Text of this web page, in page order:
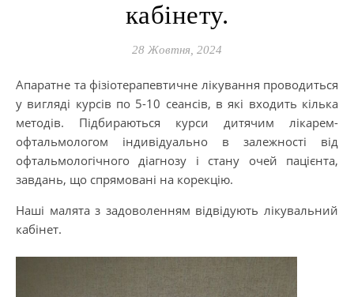
кабінету.
28 Жовтня, 2024
Апаратне та фізіотерапевтичне лікування проводиться
у вигляді курсів по 5-10 сеансів, в які входить кілька
методів. Підбираються курси дитячим лікарем-
офтальмологом індивідуально в залежності від
офтальмологічного діагнозу і стану очей пацієнта,
завдань, що спрямовані на корекцію.
Наші малята з задоволенням відвідують лікувальний
кабінет.